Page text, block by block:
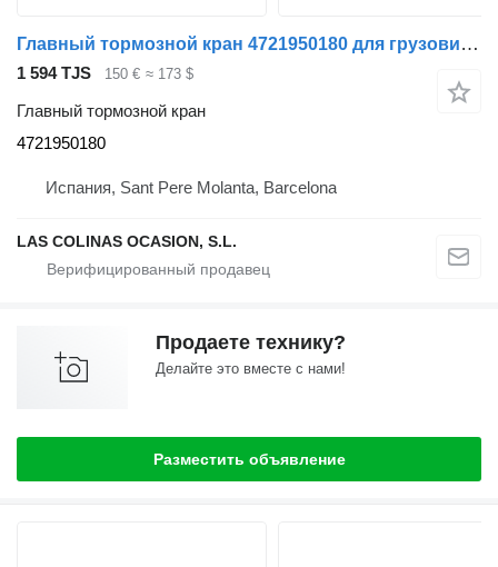
Главный тормозной кран 4721950180 для грузовика Volvo FL 611
1 594 TJS 150 € ≈ 173 $
Главный тормозной кран
4721950180
Испания, Sant Pere Molanta, Barcelona
LAS COLINAS OCASION, S.L.
Продаете технику?
Делайте это вместе с нами!
Разместить объявление